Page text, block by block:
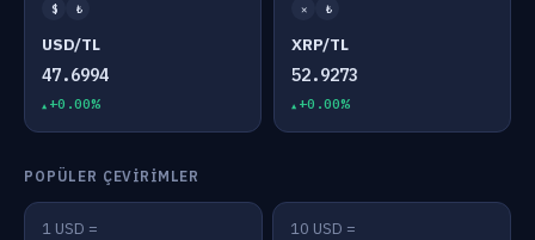
$ ₺
USD/TL
47.6994
+0.00%
✕ ₺
XRP/TL
52.9273
+0.00%
POPÜLER ÇEVIRIMLER
1 USD = 10 USD =